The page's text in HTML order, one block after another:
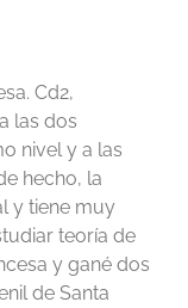
Cd2,
las dos
nivel y a las
hecho, la
y tiene muy
teoría de
y gané dos
de Santa